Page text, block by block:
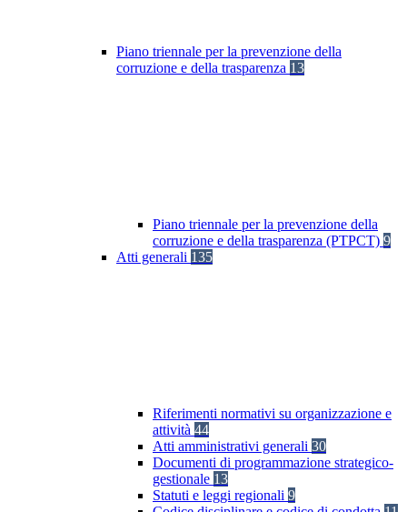
Piano triennale per la prevenzione della
corruzione e della trasparenza 13
Piano triennale per la prevenzione della
corruzione e della trasparenza (PTPCT) 9
Atti generali 135
Riferimenti normativi su organizzazione e
attività 44
Atti amministrativi generali 30
Documenti di programmazione strategico-
gestionale 13
Statuti e leggi regionali 9